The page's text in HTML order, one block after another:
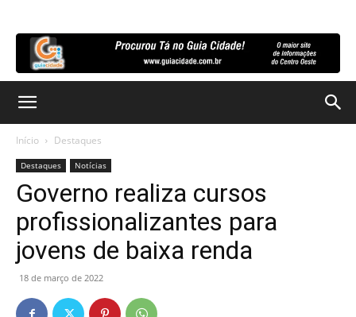
Início Destaques
Destaques Notícias
Governo realiza cursos
profissionalizantes para
jovens de baixa renda
18 de março de 2022